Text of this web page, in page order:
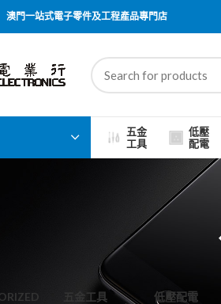
澳門一站式電子零件及工程產品專門店
五金
工具
低壓
配電
五金工具
低壓配電